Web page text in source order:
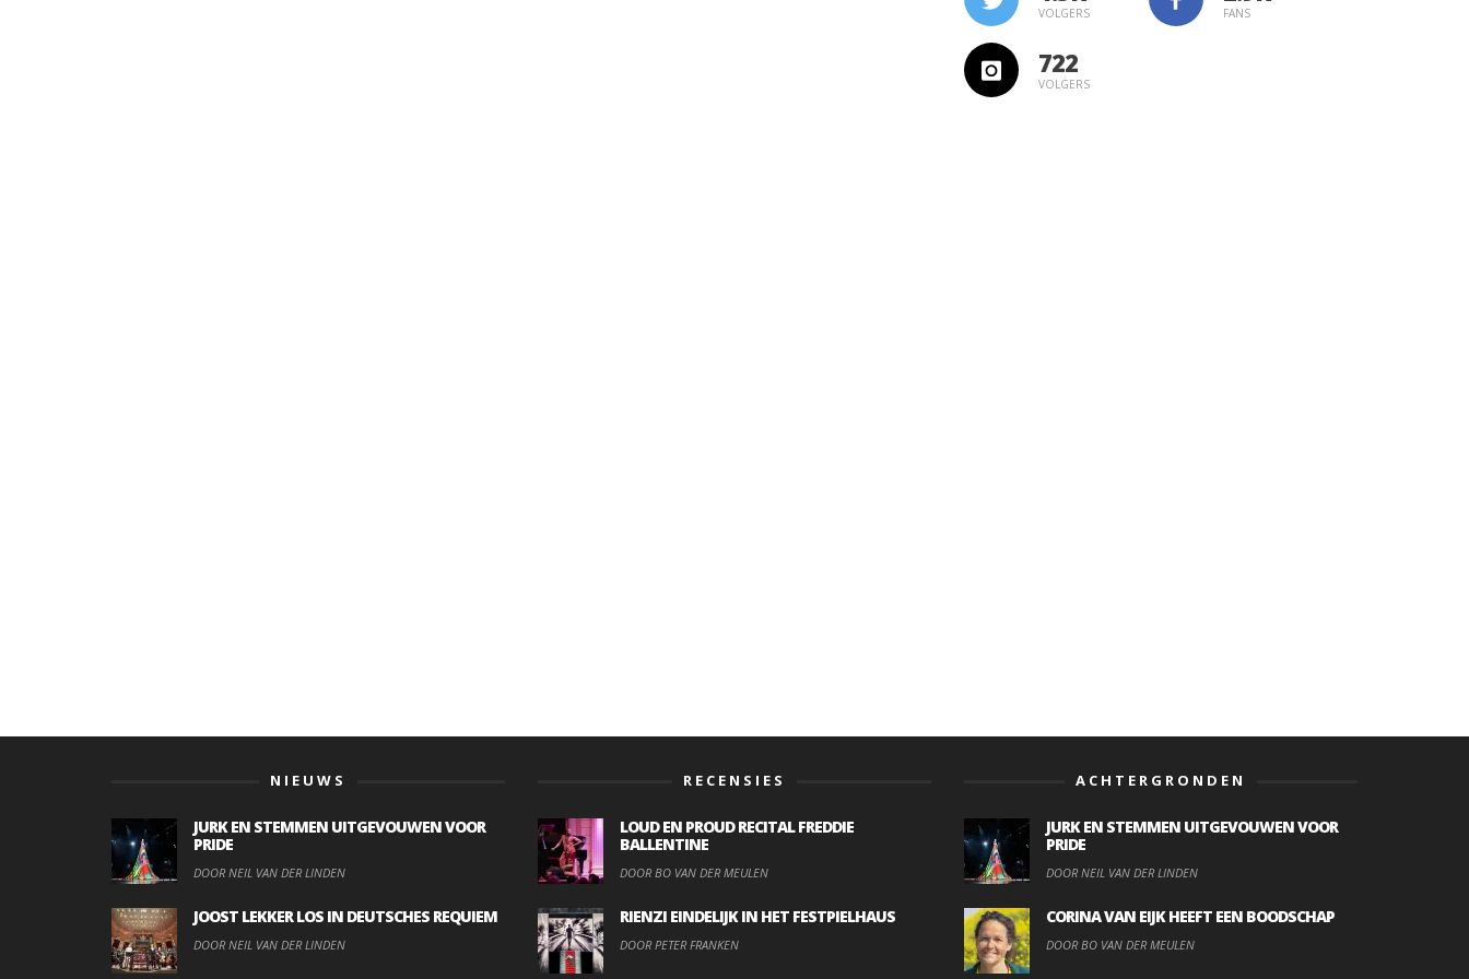
VOLGERS FANS
722
VOLGERS
NIEUWS
JURK EN STEMMEN UITGEVOUWEN VOOR
PRIDE
DOOR NEIL VAN DER LINDEN
JOOST LEKKER LOS IN DEUTSCHES REQUIEM
DOOR NEIL VAN DER LINDEN
RECENSIES
LOUD EN PROUD RECITAL FREDDIE
BALLENTINE
DOOR BO VAN DER MEULEN
RIENZI EINDELIJK IN HET FESTPIELHAUS
DOOR PETER FRANKEN
ACHTERGRONDEN
JURK EN STEMMEN UITGEVOUWEN VOOR
PRIDE
DOOR NEIL VAN DER LINDEN
CORINA VAN EIJK HEEFT EEN BOODSCHAP
DOOR BO VAN DER MEULEN